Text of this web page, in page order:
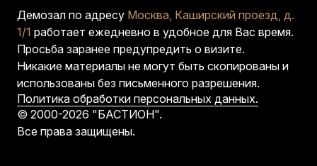
Демозал по адресу Москва, Каширский проезд, д.
1/1 работает ежедневно в удобное для Вас время.
Просьба заранее предупредить о визите.
Никакие материалы не могут быть скопированы и
использованы без письменного разрешения.
Политика обработки персональных данных.
© 2000-2026 "БАСТИОН".
Все права защищены.